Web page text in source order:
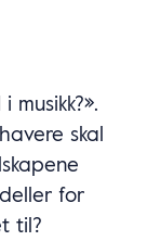
skal
for
til?